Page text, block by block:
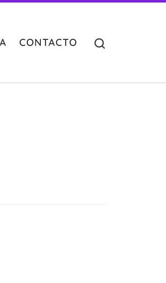
CONTACTO